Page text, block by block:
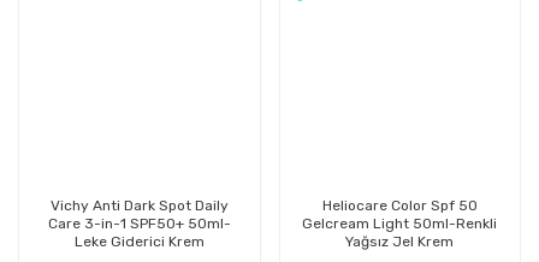
Vichy Anti Dark Spot Daily
Care 3-in-1 SPF50+ 50ml-
Leke Giderici Krem
Heliocare Color Spf 50
Gelcream Light 50ml-Renkli
Yağsız Jel Krem